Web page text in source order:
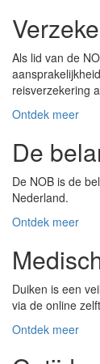
Als lid van de
reisverzekering
Ontdek meer
De
De NOB is de
Nederland.
Ontdek meer
Duiken is een
via de online
Ontdek meer